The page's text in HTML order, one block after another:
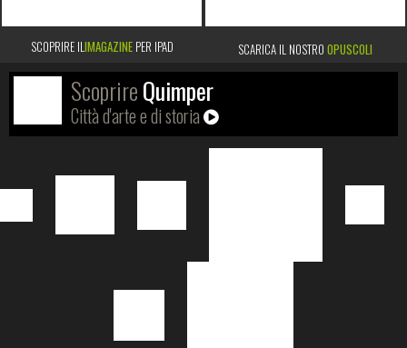
SCOPRIRE ILIMAGAZINEPER IPAD SCARICA IL NOSTRO OPUSCOLI
ScoprireQuimper
Città d'arte e di storia